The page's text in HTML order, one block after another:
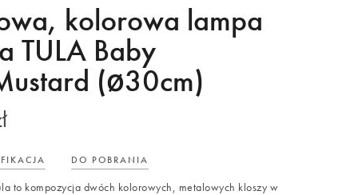
kolorowa lampa
TULA Baby
(ø30cm)
DO POBRANIA
to kompozycja dwóch kolorowych, metalowych kloszy w